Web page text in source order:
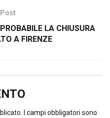
Post
LA CHIUSURA
A FIRENZE
I campi obbligatori sono